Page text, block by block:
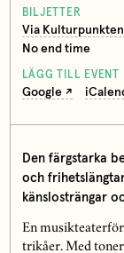
BILJETTER
Via
No end time
LÄGG TILL EVENT
Google
Den färgstarka
och
känslosträngar
En
trikåer. Med